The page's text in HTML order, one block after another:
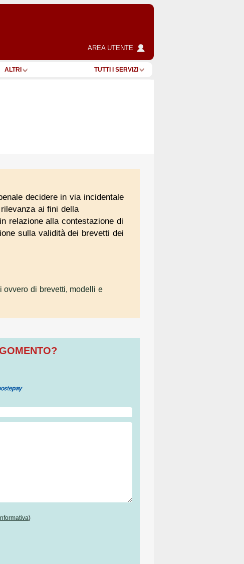
AREA UTENTE
ALTRI TUTTI I SERVIZI
decidere in via incidentale
ai fini della
relazione alla contestazione di
sulla validità dei brevetti dei
ovvero di brevetti, modelli e
)